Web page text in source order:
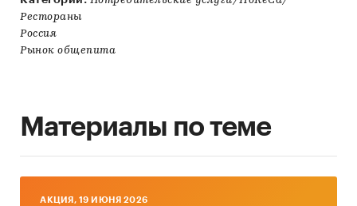
Рестораны
Россия
Рынок общепита
Материалы по теме
AКЦИЯ, 19 ИЮНЯ 2026